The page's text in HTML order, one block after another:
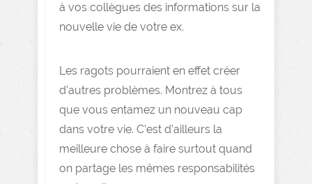
à vos collègues des informations sur la
nouvelle vie de votre ex.
Les ragots pourraient en effet créer
d’autres problèmes. Montrez à tous
que vous entamez un nouveau cap
dans votre vie. C’est d’ailleurs la
meilleure chose à faire surtout quand
on partage les mêmes responsabilités